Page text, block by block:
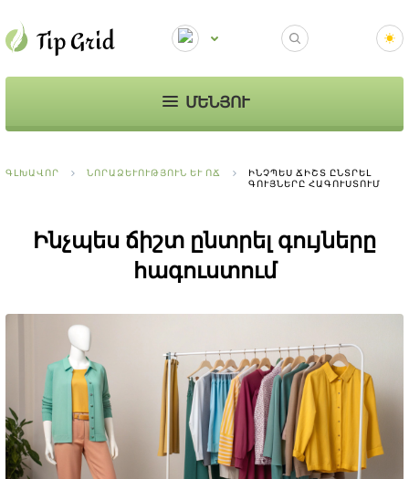
ՄԵՆՅՈՒ
ԳԼԽԱՎՈՐ ՆՈՐԱՁԵՒՈՒԹՅՈՒՆ ԵՒ ՈՃ
ԻՆՉՊԵՍ ՃԻՇՏ ԸՆՏՐԵԼ
ԳՈՒՅՆԵՐԸ ՀԱԳՈՒՍՏՈՒՄ
Ինչպես ճիշտ ընտրել գույները
հագուստում